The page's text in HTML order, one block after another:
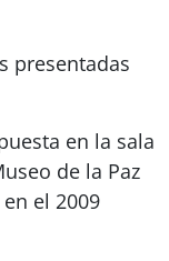
presentadas
en la sala
de la Paz
el 2009